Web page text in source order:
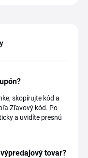
skopírujte kód a
Zľavový kód. Po
a uvidíte presnú
tovar?